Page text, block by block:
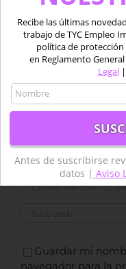
Deja tu
Comentar
Guardar mi
navegador para la
Recibe las últimas
trabajo de TYC Empleo
política de
en Reglamento
Legal|
Antes de suscribirse
datos | Aviso